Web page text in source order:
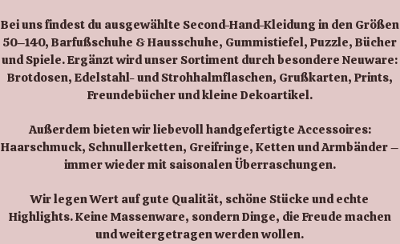
Bei uns findest du ausgewählte Second-Hand-Kleidung in den Größen
50–140, Barfußschuhe & Hausschuhe, Gummistiefel, Puzzle, Bücher
und Spiele. Ergänzt wird unser Sortiment durch besondere Neuware:
Brotdosen, Edelstahl- und Strohhalmflaschen, Grußkarten, Prints,
Freundebücher und kleine Dekoartikel.
Außerdem bieten wir liebevoll handgefertigte Accessoires:
Haarschmuck, Schnullerketten, Greifringe, Ketten und Armbänder –
immer wieder mit saisonalen Überraschungen.
Wir legen Wert auf gute Qualität, schöne Stücke und echte
Highlights. Keine Massenware, sondern Dinge, die Freude machen
und weitergetragen werden wollen.